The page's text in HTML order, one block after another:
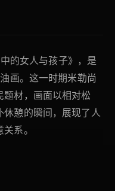
的女人与孩子》，是
画。这一时期米勒尚
材，画面以相对松
憩的瞬间，展现了人
系。